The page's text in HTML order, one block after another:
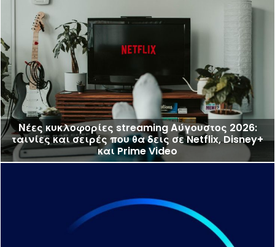
Νέες κυκλοφορίες streaming Αύγουστος 2026:
ταινίες και σειρές που θα δεις σε Netflix, Disney+
και Prime Video